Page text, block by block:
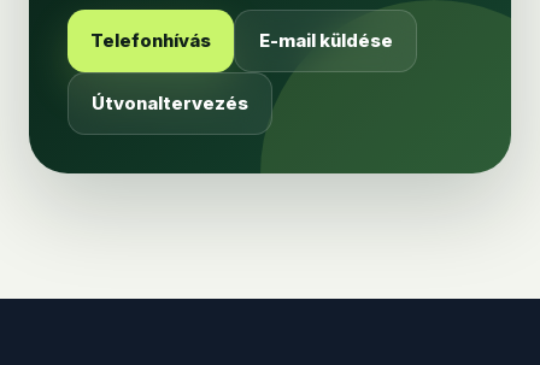
Telefonhívás E-mail küldése
Útvonaltervezés